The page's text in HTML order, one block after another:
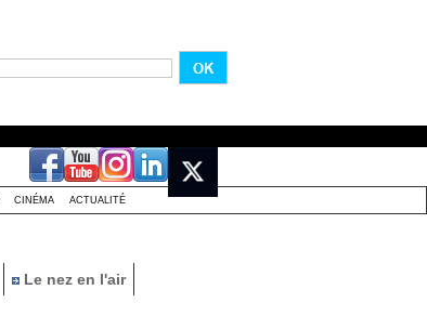
CINÉMA ACTUALITÉ
Le nez en l'air